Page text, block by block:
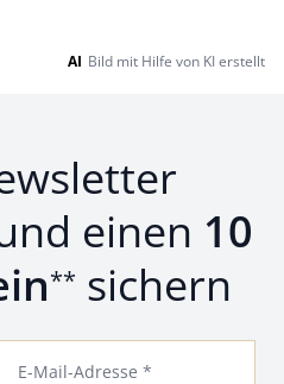
AI Bild mit Hilfe von KI erstellt
einen 10
** sichern
E-Mail-Adresse *